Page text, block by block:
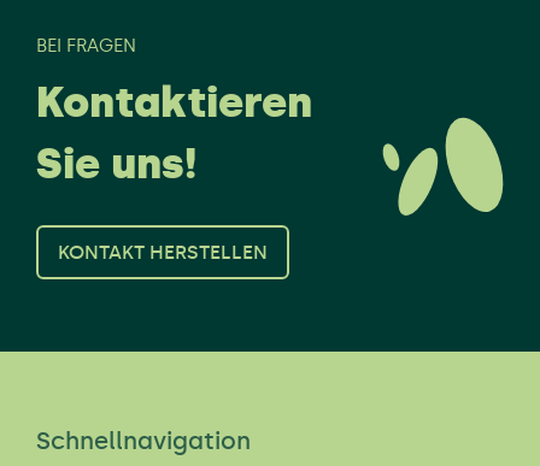
BEI FRAGEN
Kontaktieren
Sie uns!
KONTAKT HERSTELLEN
Schnellnavigation